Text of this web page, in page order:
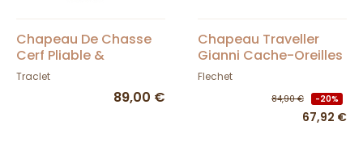
Chapeau De Chasse
Cerf Pliable &
Imperméable
Anthracite - Traclet
Traclet
89,00 €
Chapeau Traveller
Gianni Cache-Oreilles
Feutre Olive - Fléchet
Flechet
84,90 € -20%
67,92 €